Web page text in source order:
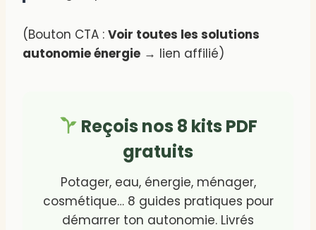
(Bouton CTA : Voir toutes les solutions
autonomie énergie → lien affilié)
Reçois nos 8 kits PDF
gratuits
Potager, eau, énergie, ménager,
cosmétique… 8 guides pratiques pour
démarrer ton autonomie. Livrés